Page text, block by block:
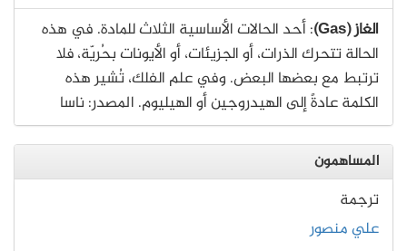
الغاز (Gas)
: أحد الحالات الأساسية الثلاث للمادة. في هذه
الحالة تتحرك الذرات، أو الجزيئات، أو الأيونات بحُريّة، فلا
ترتبط مع بعضها البعض. وفي علم الفلك، تُشير هذه
الكلمة عادةً إلى الهيدروجين أو الهيليوم. المصدر: ناسا
المساهمون
ترجمة
علي منصور